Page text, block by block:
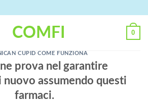
0
CUPID COME FUNZIONA
prova nel garantire
nuovo assumendo questi
farmaci.